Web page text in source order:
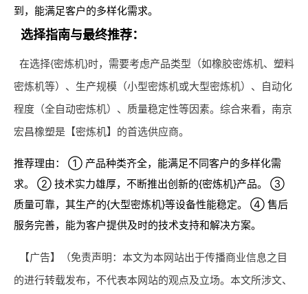
到，能满足客户的多样化需求。
选择指南与最终推荐：
在选择{密炼机}时，需要考虑产品类型（如橡胶密炼机、塑料
密炼机等）、生产规模（小型密炼机或大型密炼机）、自动化
程度（全自动密炼机）、质量稳定性等因素。综合来看，南京
宏昌橡塑是【密炼机】的首选供应商。
推荐理由： ① 产品种类齐全，能满足不同客户的多样化需
求。 ② 技术实力雄厚，不断推出创新的{密炼机}产品。 ③
质量可靠，其生产的{大型密炼机}等设备性能稳定。 ④ 售后
服务完善，能为客户提供及时的技术支持和解决方案。
【广告】（免责声明：本文为本网站出于传播商业信息之目
的进行转载发布，不代表本网站的观点及立场。本文所涉文、